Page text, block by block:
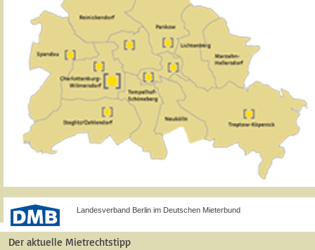
Landesverband Berlin im Deutschen Mieterbund
Der aktuelle Mietrechtstipp